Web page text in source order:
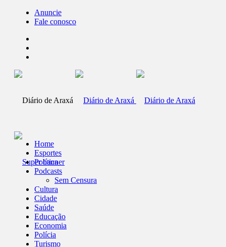
Anuncie
Fale conosco
Home
Esportes
Política
Podcasts
Sem Censura
Cultura
Cidade
Saúde
Educação
Economia
Polícia
Turismo